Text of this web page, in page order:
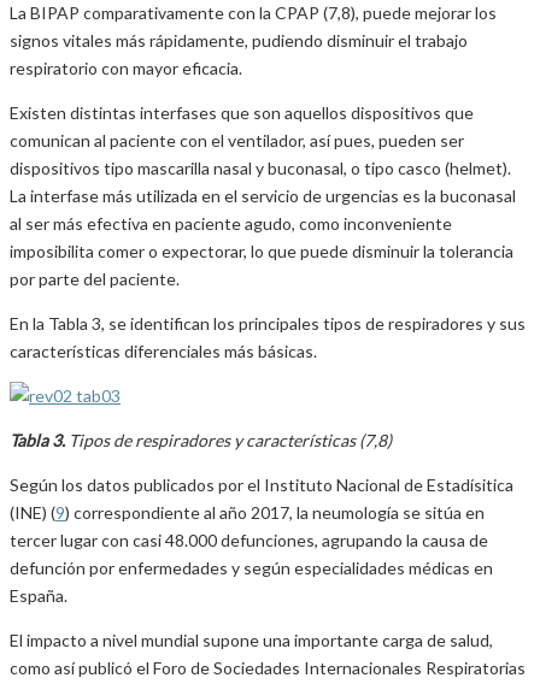
La BIPAP comparativamente con la CPAP (7,8), puede mejorar los
signos vitales más rápidamente, pudiendo disminuir el trabajo
respiratorio con mayor eficacia.
Existen distintas interfases que son aquellos dispositivos que
comunican al paciente con el ventilador, así pues, pueden ser
dispositivos tipo mascarilla nasal y buconasal, o tipo casco (helmet).
La interfase más utilizada en el servicio de urgencias es la buconasal
al ser más efectiva en paciente agudo, como inconveniente
imposibilita comer o expectorar, lo que puede disminuir la tolerancia
por parte del paciente.
En la Tabla 3, se identifican los principales tipos de respiradores y sus
características diferenciales más básicas.
Tabla 3. Tipos de respiradores y características (7,8)
Según los datos publicados por el Instituto Nacional de Estadísitica
(INE) (9) correspondiente al año 2017, la neumología se sitúa en
tercer lugar con casi 48.000 defunciones, agrupando la causa de
defunción por enfermedades y según especialidades médicas en
España.
El impacto a nivel mundial supone una importante carga de salud,
como así publicó el Foro de Sociedades Internacionales Respiratorias